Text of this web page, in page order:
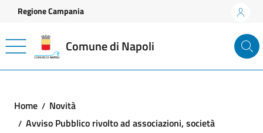
Vai ai contenuti
Vai al footer
Regione Campania
Comune di Napoli
Home
Novità
Avviso Pubblico rivolto ad associazioni, società